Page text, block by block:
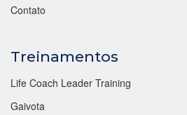
Contato
Treinamentos
Life Coach Leader Training
Gaivota